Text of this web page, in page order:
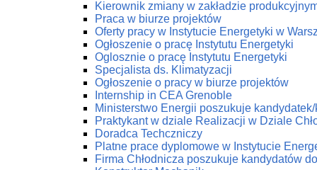
Kierownik zmiany w zakładzie
Praca w biurze projektów
Oferty pracy w Instytucie Energetyki w
Ogłoszenie o pracę Instytutu Energetyki
Oglosznie o pracę Instytutu Energetyki
Specjalista ds. Klimatyzacji
Ogłoszenie o pracy w biurze projektów
Internship in CEA Grenoble
Ministerstwo Energii poszukuje
Praktykant w dziale Realizacji w Dziale
Doradca Techczniczy
Platne prace dyplomowe w Instytucie
Firma Chłodnicza poszukuje kandydatów